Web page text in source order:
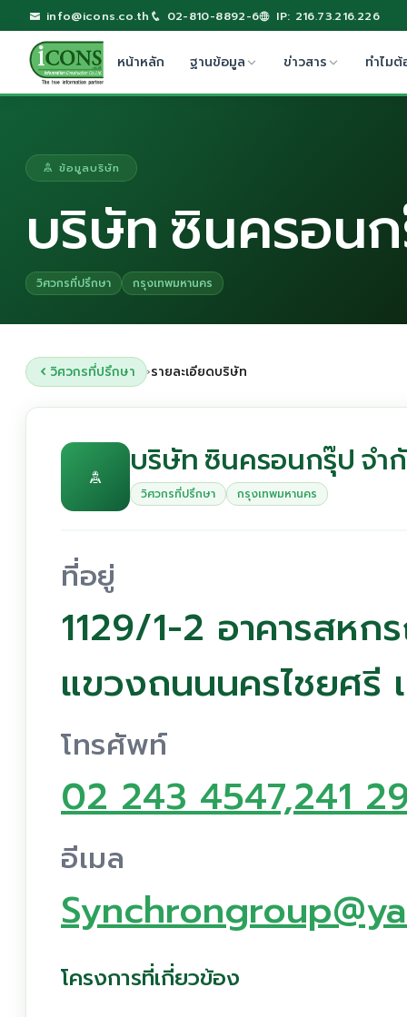
info@icons.co.th 02-810-8892-6 IP: 216.73.216.226
หน้าหลัก ฐานข้อมูล ข่าวสาร ทำไมต้
ข้อมูลบริษัท
บริษัท ซินครอน
วิศวกรที่ปรึกษา กรุงเทพมหานคร
วิศวกรที่ปรึกษา ›รายละเอียดบริษัท
บริษัท ซินครอนกรุ๊ป จำ
วิศวกรที่ปรึกษา กรุงเทพมหานคร
ที่อยู่
1129/1-2 อาคารสห
แขวงถนนนครไชยศรี
โทรศัพท์
02 243 4547,241
อีเมล
โครงการที่เกี่ยวข้อง